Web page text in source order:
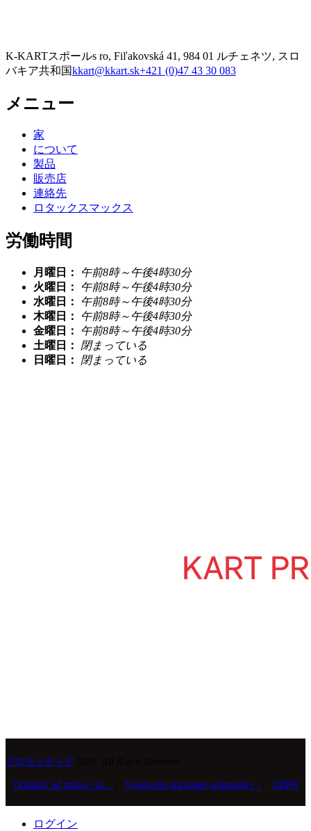
K-KARTスポールs ro, Fiľakovská 41, 984 01 ルチェネツ, スロ
バキア共和国kkart@kkart.sk+421 (0)47 43 30 083
メニュー
家
について
製品
販売店
連絡先
ロタックスマックス
労働時間
月曜日：
午前8時～午後4時30分
火曜日：
午前8時～午後4時30分
水曜日：
午前8時～午後4時30分
木曜日：
午前8時～午後4時30分
金曜日：
午前8時～午後4時30分
土曜日：
閉まっている
日曜日：
閉まっている
プロモメディア
Odstúpiť od zmluvy tu Všeobecné obchodné podmienky GDPR
ログイン